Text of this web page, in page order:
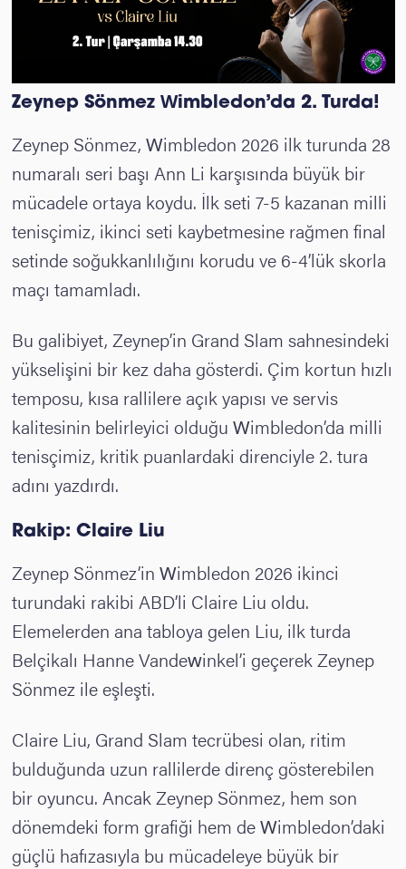
Zeynep Sönmez Wimbledon’da 2. Turda!
Zeynep Sönmez, Wimbledon 2026 ilk turunda 28
numaralı seri başı Ann Li karşısında büyük bir
mücadele ortaya koydu. İlk seti 7-5 kazanan milli
tenisçimiz, ikinci seti kaybetmesine rağmen final
setinde soğukkanlılığını korudu ve 6-4’lük skorla
maçı tamamladı.
Bu galibiyet, Zeynep’in Grand Slam sahnesindeki
yükselişini bir kez daha gösterdi. Çim kortun hızlı
temposu, kısa rallilere açık yapısı ve servis
kalitesinin belirleyici olduğu Wimbledon’da milli
tenisçimiz, kritik puanlardaki direnciyle 2. tura
adını yazdırdı.
Rakip: Claire Liu
Zeynep Sönmez’in Wimbledon 2026 ikinci
turundaki rakibi ABD’li Claire Liu oldu.
Elemelerden ana tabloya gelen Liu, ilk turda
Belçikalı Hanne Vandewinkel’i geçerek Zeynep
Sönmez ile eşleşti.
Claire Liu, Grand Slam tecrübesi olan, ritim
bulduğunda uzun rallilerde direnç gösterebilen
bir oyuncu. Ancak Zeynep Sönmez, hem son
dönemdeki form grafiği hem de Wimbledon’daki
güçlü hafızasıyla bu mücadeleye büyük bir